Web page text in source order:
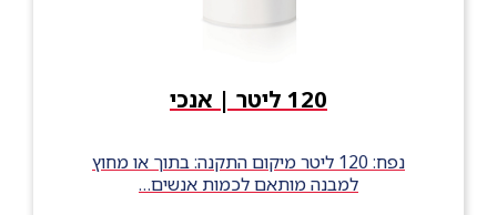
120 ליטר | אנכי
נפח: 120 ליטר מיקום התקנה: בתוך או מחוץ
למבנה מותאם לכמות אנשים…